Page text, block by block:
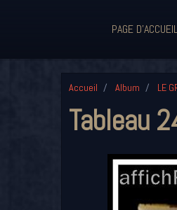
PAGE
Accueil Album LE
Tableau